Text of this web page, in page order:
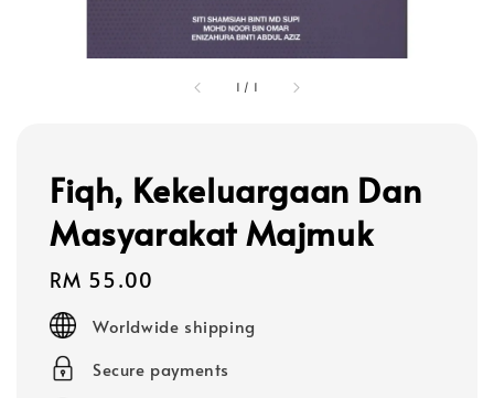
1 / 1
Fiqh, Kekeluargaan Dan
Masyarakat Majmuk
Regular
price
RM 55.00
Worldwide shipping
Secure payments